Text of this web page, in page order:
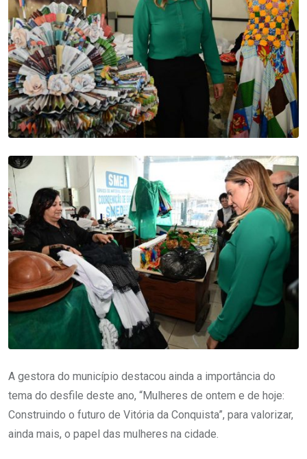
A gestora do município destacou ainda a importância do
tema do desfile deste ano, “Mulheres de ontem e de hoje:
Construindo o futuro de Vitória da Conquista”, para valorizar,
ainda mais, o papel das mulheres na cidade.